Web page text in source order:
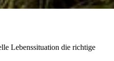
Lebenssituation die richtige